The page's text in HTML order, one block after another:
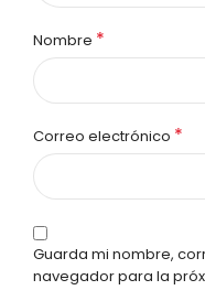
Nombre *
Correo electrónico *
Guarda mi nombre,
navegador para la